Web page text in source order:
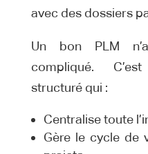
avec des dossiers
Un bon PLM
compliqué.
structuré qui :
Centralise toute
Gère le cycle de